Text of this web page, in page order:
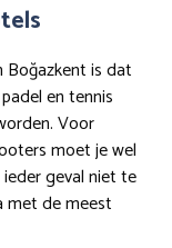
Boğazkent is dat
en tennis
Voor
moet je wel
geval niet te
met de meest